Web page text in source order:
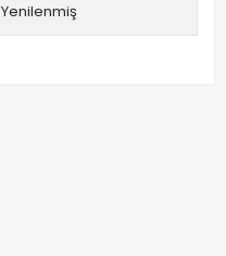
Yenilenmiş